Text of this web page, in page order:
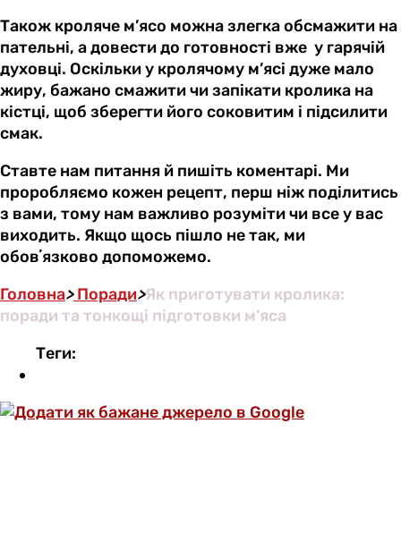
Також кроляче м’ясо можна злегка обсмажити на
пательні, а довести до готовності вже у гарячій
духовці. Оскільки у кролячому м’ясі дуже мало
жиру, бажано смажити чи запікати кролика на
кістці, щоб зберегти його соковитим і підсилити
смак.
Ставте нам питання й пишіть коментарі. Ми
проробляємо кожен рецепт, перш ніж поділитись
з вами, тому нам важливо розуміти чи все у вас
виходить. Якщо щось пішло не так, ми
обовʼязково допоможемо.
Головна>Поради>Як приготувати кролика:
поради та тонкощі підготовки м’яса
Теги: